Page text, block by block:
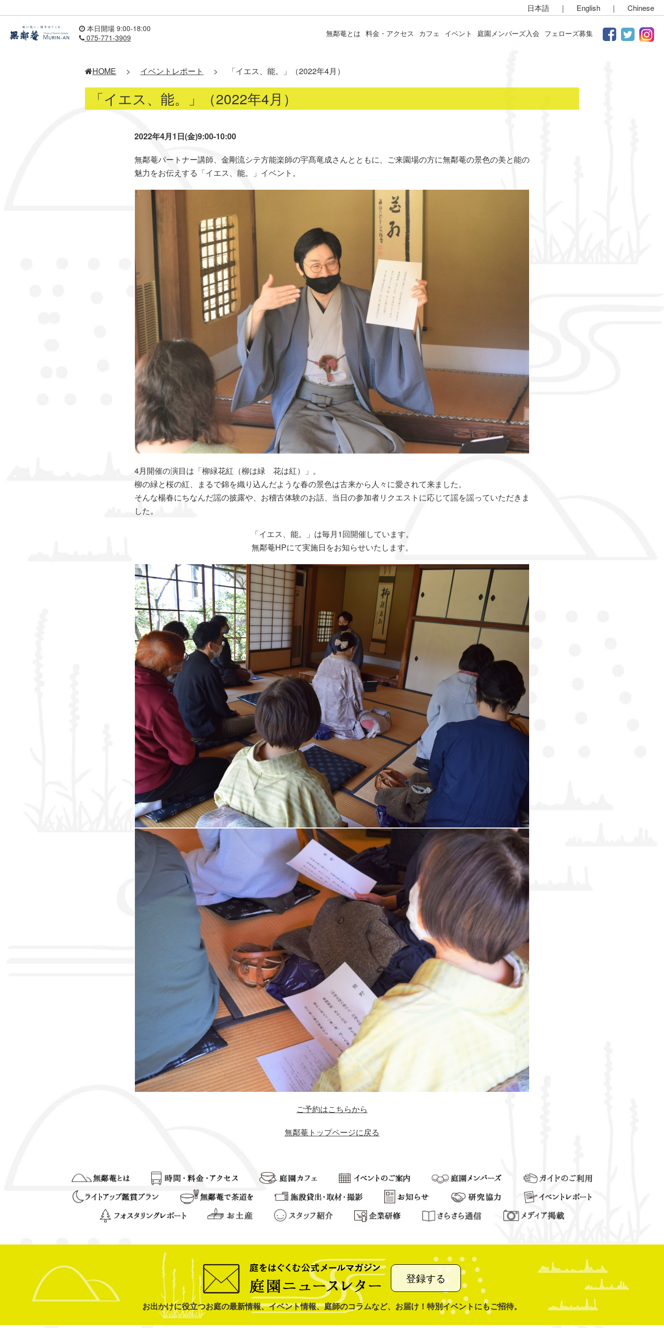
日本語 ｜ English ｜ Chinese
本日開場 9:00-18:00
075-771-3909
無鄰菴とは 料金・アクセス カフェ イベント 庭園メンバーズ入会 フェローズ募集
HOME > イベントレポート > 「イエス、能。」（2022年4月）
「イエス、能。」（2022年4月）
2022年4月1日(金)9:00-10:00
無鄰菴パートナー講師、金剛流シテ方能楽師の宇髙竜成さんとともに、ご来園場の方に無鄰菴の景色の美と能の
魅力をお伝えする「イエス、能。」イベント。
4月開催の演目は「柳緑花紅（柳は緑 花は紅）」。
柳の緑と桜の紅、まるで錦を織り込んだような春の景色は古来から人々に愛されて来ました。
そんな楊春にちなんだ謡の披露や、お稽古体験のお話、当日の参加者リクエストに応じて謡を謡っていただきま
した。
「イエス、能。」は毎月1回開催しています。
無鄰菴HPにて実施日をお知らせいたします。
ご予約はこちらから
無鄰菴トップページに戻る
登録する
お出かけに役立つお庭の最新情報、イベント情報、庭師のコラムなど、お届け！特別イベントにもご招待。